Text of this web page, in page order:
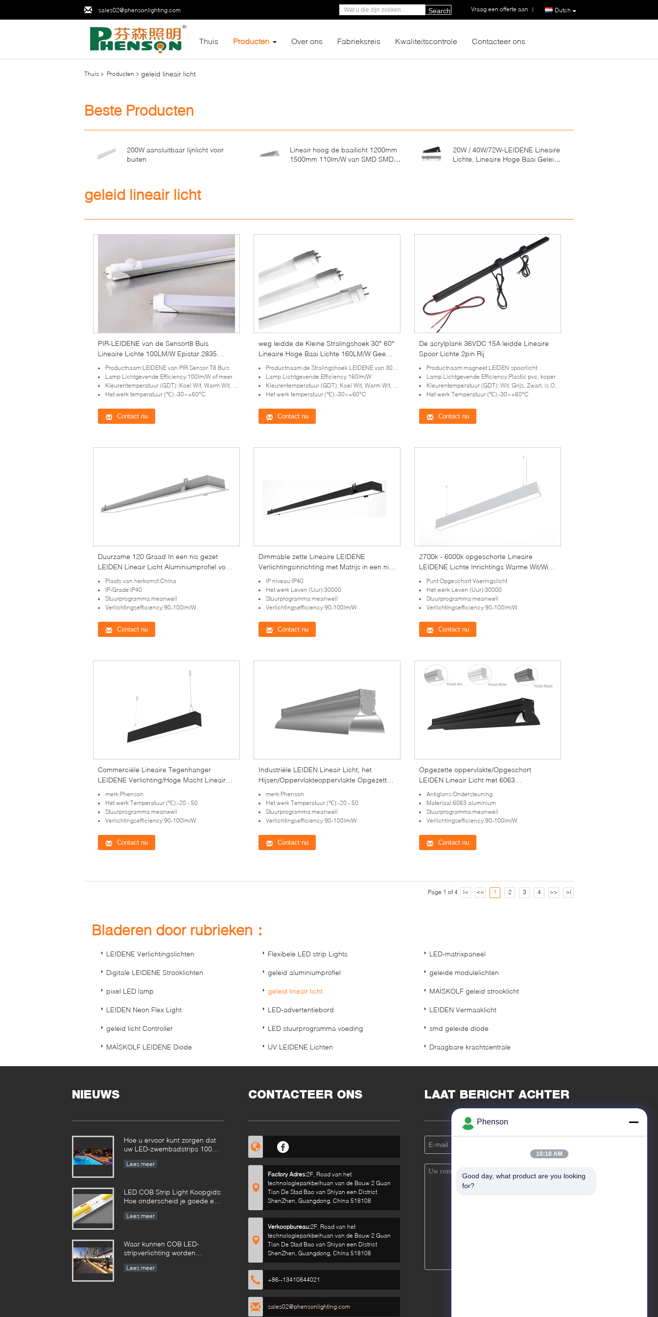
sales02@phensonlighting.com Dutch
Vraag een offerte aan |
Search
Thuis Producten Over ons Fabrieksreis Kwaliteitscontrole Contacteer ons
Thuis Producten geleid lineair licht
Beste Producten
200W aansluitbaar lijnlicht voor
buiten
Lineair hoog de baailicht 1200mm
1500mm 110lm/W van SMD SMD
20W / 40W/72W-LEIDENE Lineaire
Lichte, Lineaire Hoge Baai Geleide
geleid lineair licht
PIR-LEIDENE van de Sensort8 Buis
Lineaire Lichte 100LM/W Epistar 2835
Geen Trilling 3 Jaar Garantie
Productnaam:LEIDENE van PIR Sensor T8 Buis
Lamp Lichtgevende Efficiency:100lm/W of meer
Kleurentemperatuur (GDT)::Koel Wit, Warm Wit, Zuiver Wit
Het werk temperatuur (℃):-30~+60°C
Contact nu
weg leidde de Kleine Stralingshoek 30° 60°
Lineaire Hoge Baai Lichte 160LM/W Geen
Vertragings Onmiddellijke Op/
Productnaam:de Stralingshoek LEIDENE van 30° 60°Small Buis
Lamp Lichtgevende Efficiency:160lm/W
Kleurentemperatuur (GDT)::Koel Wit, Warm Wit, Zuiver Wit
Het werk temperatuur (℃):-30~+60°C
Contact nu
De acrylplank 36VDC 15A leidde Lineaire
Spoor Lichte 2pin Rij
Productnaam:magneet LEIDEN spoorlicht
Lamp Lichtgevende Efficiency:Plastic pvc, koper
Kleurentemperatuur (GDT)::Wit, Grijs, Zwart, is OEM/ODM Beschikbaar
Het werk Temperatuur (℃):-30~+60°C
Contact nu
Duurzame 120 Graad In een nis gezet
LEIDEN Lineair Licht Aluminiumprofiel voor
HuisPlaats van herkomst:China
IP-Grade:IP40
Stuurprogramma:meanwell
Verlichtingsefficiency:90-100lm/W
Contact nu
Dimmable zette Lineaire LEIDENE
Verlichtingsinrichting met Matrijs in een nis
- Gietend Aluminiummateriaal
IP niveau:IP40
Het werk Leven (Uur):30000
Stuurprogramma:meanwell
Verlichtingsefficiency:90-100lm/W
Contact nu
2700k - 6000k opgeschorte Lineaire
LEIDENE Lichte Inrichtings Warme Wit/Wit
voor Bureau
Punt:Opgeschort Voeringslicht
Het werk Leven (Uur):30000
Stuurprogramma:meanwell
Verlichtingsefficiency:90-100lm/W
Contact nu
Commerciële Lineaire Tegenhanger
LEIDENE Verlichting/Hoge Macht Lineaire
het Hangen Lichten
merk:Phenson
Het werk Temperatuur (℃):-20 - 50
Stuurprogramma:meanwell
Verlichtingsefficiency:90-100lm/W
Contact nu
Industriële LEIDEN Lineair Licht, het
Hijsen/Oppervlakteoppervlakte Opgezette
Lineaire Verlichting
merk:Phenson
Het werk Temperatuur (℃):-20 - 50
Stuurprogramma:meanwell
Verlichtingsefficiency:90-100lm/W
Contact nu
Opgezette oppervlakte/Opgeschort
LEIDEN Lineair Licht met 6063
Aluminiummateriaal
Antiglans:Ondersteuning
Materiaal:6063 aluminium
Stuurprogramma:meanwell
Verlichtingsefficiency:90-100lm/W
Contact nu
Page 1 of 4 |< << 1 2 3 4 >> >|
Bladeren door rubrieken：
LEIDENE Verlichtingslichten Flexibele LED strip Lights LED-matrixpaneel
Digitale LEIDENE Strooklichten geleid aluminiumprofiel geleide modulelichten
pixel LED lamp geleid lineair licht MAÏSKOLF geleid strooklicht
LEIDEN Neon Flex Light LED-advertentiebord LEIDEN Vermaaklicht
geleid licht Controller LED stuurprogramma voeding smd geleide diode
MAÏSKOLF LEIDENE Diode UV LEIDENE Lichten Draagbare krachtcentrale
NIEUWS
Hoe u ervoor kunt zorgen dat
uw LED-zwembadstrips 100%
Lees meer
LED COB Strip Light Koopgids:
Hoe onderscheid je goede en
Lees meer
Waar kunnen COB LED-
stripverlichting worden
Lees meer
CONTACTEER ONS
Factory Adres:2F, Road van het
technologieparkbeihuan van de Bouw 2 Guan
Tian De Stad Bao van Shiyan een District
ShenZhen, Guangdong, China 518108
Verkoopbureau:2F, Road van het
technologieparkbeihuan van de Bouw 2 Guan
Tian De Stad Bao van Shiyan een District
ShenZhen, Guangdong, China 518108
+86--13410844021
sales02@phensonlighting.com
LAAT BERICHT ACHTER
Phenson
10:18 AM
Good day, what product are you looking
for?